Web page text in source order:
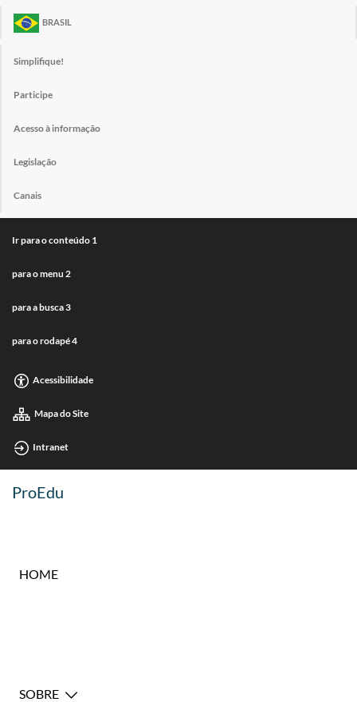
BRASIL
Simplifique!
Participe
Acesso à informação
Legislação
Canais
Ir para o conteúdo 1
para o menu 2
para a busca3
para o rodapé4
Acessibilidade
Mapa do Site
Intranet
ProEdu
HOME
SOBRE